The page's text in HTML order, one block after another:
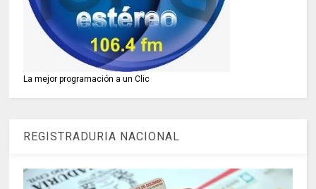
La mejor programación a un Clic
REGISTRADURIA NACIONAL